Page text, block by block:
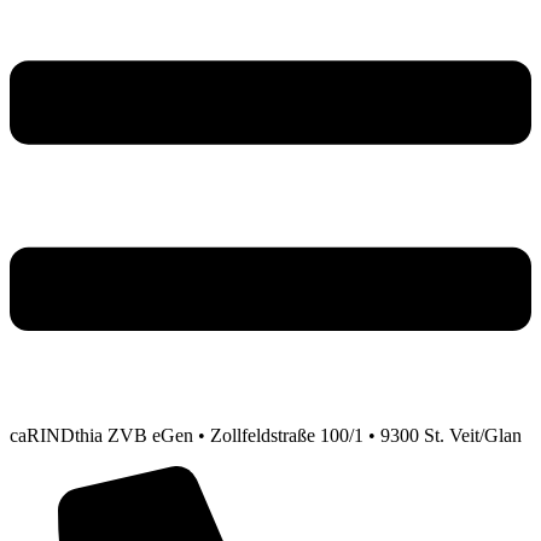
caRINDthia ZVB eGen • Zollfeldstraße 100/1 • 9300 St. Veit/Glan